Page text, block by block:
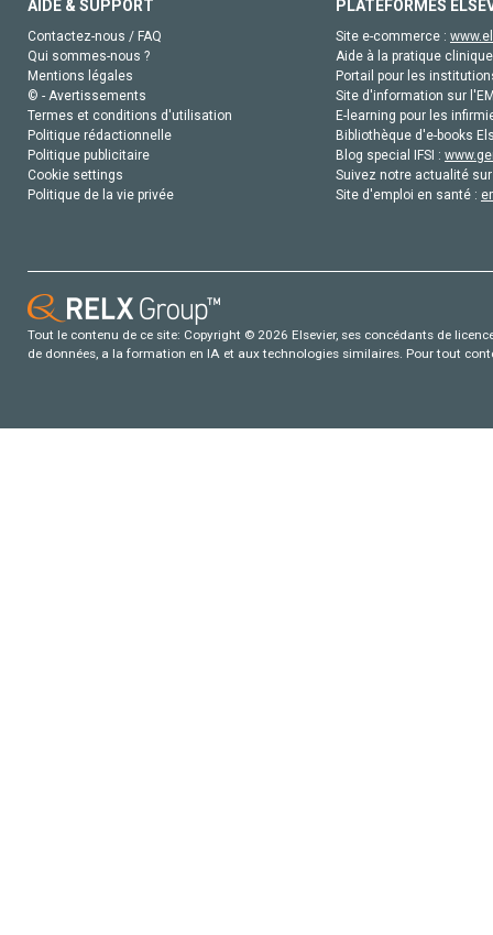
AIDE & SUPPORT
Contactez-nous / FAQ
Qui sommes-nous ?
Mentions légales
© - Avertissements
Termes et conditions d'utilisation
Politique rédactionnelle
Politique publicitaire
Cookie settings
Politique de la vie privée
PLATEFORMES
Site e-commerce :
Aide à la pratique
Portail pour les
Site d'information sur
E-learning pour les
Bibliothèque d'e-books
Blog special IFSI :
Suivez notre actualité
Site d'emploi en santé :
Tout le contenu de ce site: Copyright © 2026 Elsevier, ses concédants de
de données, a la formation en IA et aux technologies similaires. Pour tout